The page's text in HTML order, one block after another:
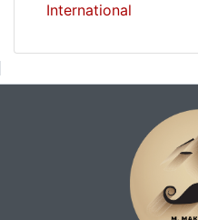
International